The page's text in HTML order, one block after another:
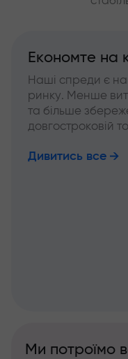
Економте на
Наші спреди є
ринку. Менше
та більше
довгостроковій
Дивитись все
Ми потроїмо